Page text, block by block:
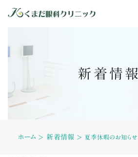
ホーム
当院について
診療内容
新着情報
ホーム ＞ 新着情報 ＞ 夏季休暇のお知らせ